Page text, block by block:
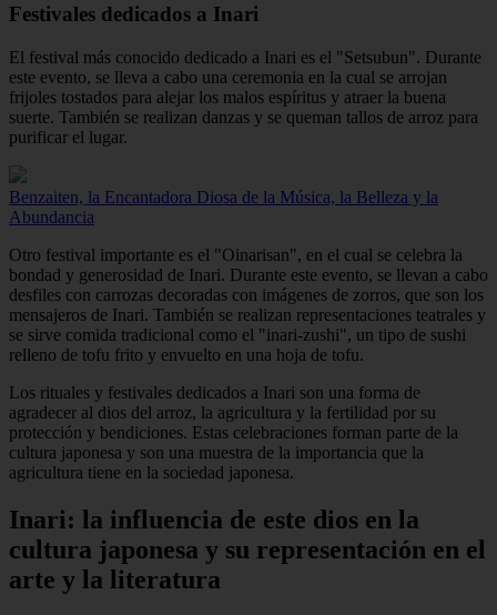
Festivales dedicados a Inari
El festival más conocido dedicado a Inari es el "Setsubun". Durante
este evento, se lleva a cabo una ceremonia en la cual se arrojan
frijoles tostados para alejar los malos espíritus y atraer la buena
suerte. También se realizan danzas y se queman tallos de arroz para
purificar el lugar.
Benzaiten, la Encantadora Diosa de la Música, la Belleza y la
Abundancia
Otro festival importante es el "Oinarisan", en el cual se celebra la
bondad y generosidad de Inari. Durante este evento, se llevan a cabo
desfiles con carrozas decoradas con imágenes de zorros, que son los
mensajeros de Inari. También se realizan representaciones teatrales y
se sirve comida tradicional como el "inari-zushi", un tipo de sushi
relleno de tofu frito y envuelto en una hoja de tofu.
Los rituales y festivales dedicados a Inari son una forma de
agradecer al dios del arroz, la agricultura y la fertilidad por su
protección y bendiciones. Estas celebraciones forman parte de la
cultura japonesa y son una muestra de la importancia que la
agricultura tiene en la sociedad japonesa.
Inari: la influencia de este dios en la
cultura japonesa y su representación en el
arte y la literatura